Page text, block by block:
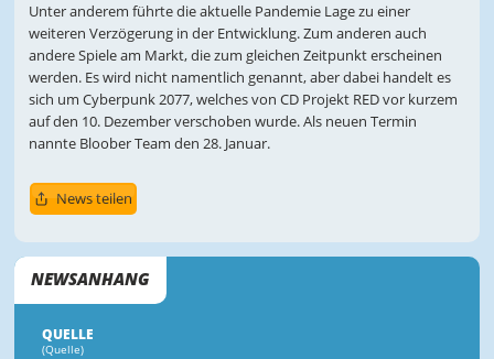
Unter anderem führte die aktuelle Pandemie Lage zu einer
weiteren Verzögerung in der Entwicklung. Zum anderen auch
andere Spiele am Markt, die zum gleichen Zeitpunkt erscheinen
werden. Es wird nicht namentlich genannt, aber dabei handelt es
sich um Cyberpunk 2077, welches von CD Projekt RED vor kurzem
auf den 10. Dezember verschoben wurde. Als neuen Termin
nannte Bloober Team den 28. Januar.
News teilen
NEWSANHANG
QUELLE
(Quelle)